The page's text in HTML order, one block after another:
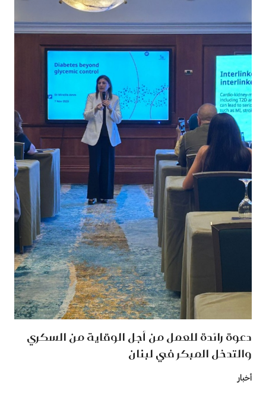
دعوة رائدة للعمل من أجل الوقاية من السكري
والتدخل المبكر في لبنان
أخبار